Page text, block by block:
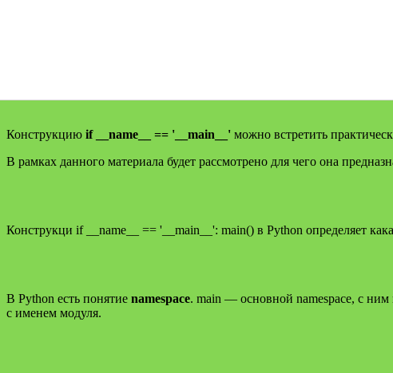
Конструкцию if __name__ == '__main__' можно встретить
В рамках данного материала будет рассмотрено для чего она
Конструкци if __name__ == '__main__': main() в Python определяет
В Python есть понятие namespace. main — основной namespace, с ним
с именем модуля.